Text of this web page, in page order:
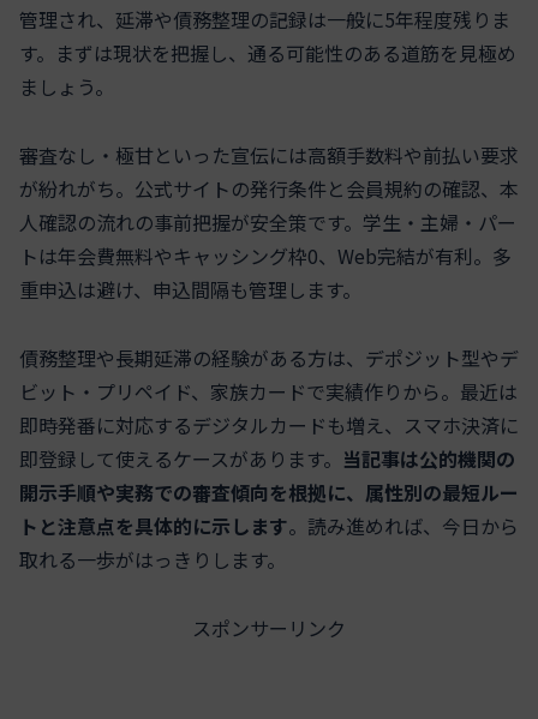
管理され、延滞や債務整理の記録は一般に5年程度残りま
す。まずは現状を把握し、通る可能性のある道筋を見極め
ましょう。
審査なし・極甘といった宣伝には高額手数料や前払い要求
が紛れがち。公式サイトの発行条件と会員規約の確認、本
人確認の流れの事前把握が安全策です。学生・主婦・パー
トは年会費無料やキャッシング枠0、Web完結が有利。多
重申込は避け、申込間隔も管理します。
債務整理や長期延滞の経験がある方は、デポジット型やデ
ビット・プリペイド、家族カードで実績作りから。最近は
即時発番に対応するデジタルカードも増え、スマホ決済に
即登録して使えるケースがあります。 当記事は公的機関の
開示手順や実務での審査傾向を根拠に、属性別の最短ルー
トと注意点を具体的に示します。読み進めれば、今日から
取れる一歩がはっきりします。
スポンサーリンク